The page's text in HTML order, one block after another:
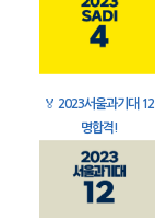
🏅 2023서울과기대 12
명합격!